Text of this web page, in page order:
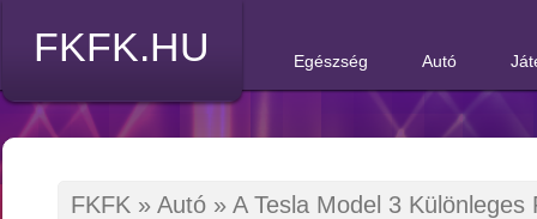
FKFK.HU Egészség Autó
FKFK » Autó » A Tesla Model 3 Különleges